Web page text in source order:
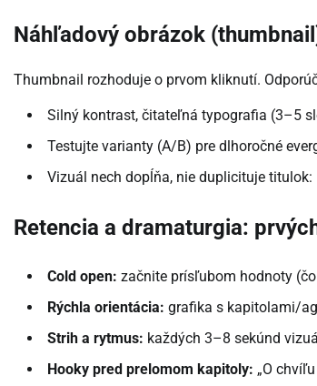
Náhľadový obrázok
Thumbnail rozhoduje o prvom kliknutí.
Silný kontrast, čitateľná typografia (3–5
Testujte varianty (A/B) pre dlhoročné
Vizuál nech dopĺňa, nie duplicituje titulok:
Retencia a dramaturgia:
Cold open: začnite prísľubom hodnoty
Rýchla orientácia: grafika s kapitolami/
Strih a rytmus: každých 3–8 sekúnd
Hooky pred prelomom kapitoly: „O